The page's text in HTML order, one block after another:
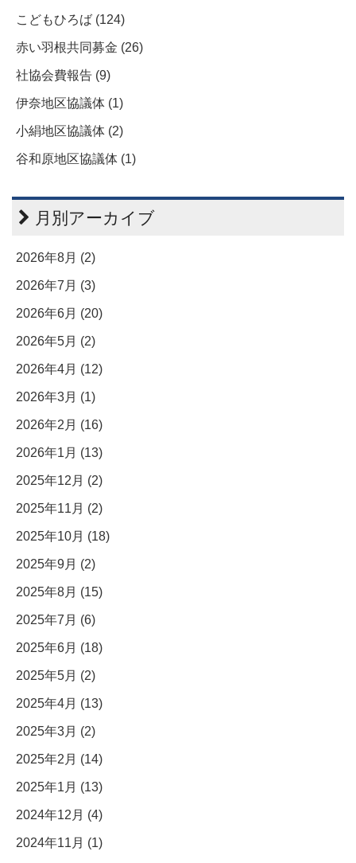
こどもひろば (124)
赤い羽根共同募金 (26)
社協会費報告 (9)
伊奈地区協議体 (1)
小絹地区協議体 (2)
谷和原地区協議体 (1)
月別アーカイブ
2026年8月 (2)
2026年7月 (3)
2026年6月 (20)
2026年5月 (2)
2026年4月 (12)
2026年3月 (1)
2026年2月 (16)
2026年1月 (13)
2025年12月 (2)
2025年11月 (2)
2025年10月 (18)
2025年9月 (2)
2025年8月 (15)
2025年7月 (6)
2025年6月 (18)
2025年5月 (2)
2025年4月 (13)
2025年3月 (2)
2025年2月 (14)
2025年1月 (13)
2024年12月 (4)
2024年11月 (1)